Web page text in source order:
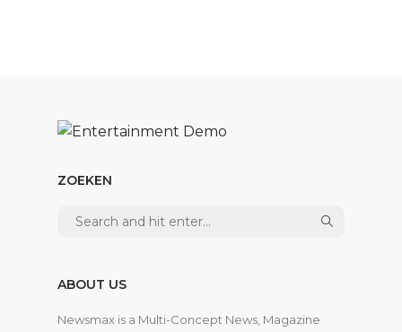
ZOEKEN
ABOUT US
Newsmax is a Multi-Concept News, Magazine